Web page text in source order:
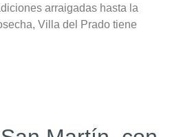
arraigadas hasta la
Villa del Prado tiene